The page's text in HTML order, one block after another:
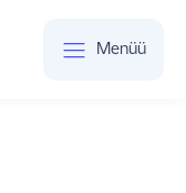
Menüü